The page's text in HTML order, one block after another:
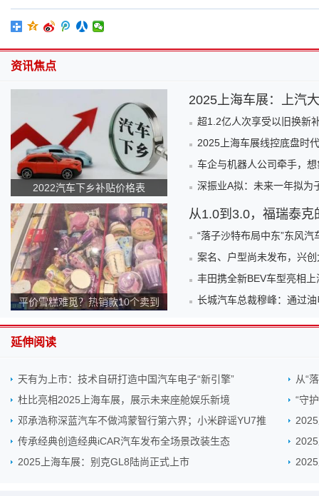
资讯焦点
2022汽车下乡补贴价格表
平价雪糕难觅？热销款10个卖到
2025上海车展：上汽
超1.2亿人次享受以旧换新
2025上海车展线控底盘时
车企与机器人公司牵手，
深振业A拟：未来一年拟为
从1.0到3.0，福瑞泰克
“落子沙特布局中东”东风汽
案名、户型尚未发布，兴
丰田携全新BEV车型亮相
长城汽车总裁穆峰：通过
延伸阅读
天有为上市：技术自研打造中国汽车电子“新引擎”
从“
杜比亮相2025上海车展，展示未来座舱娱乐新境
“守
邓承浩称深蓝汽车不做鸿蒙智行第六界；小米辟谣YU7推
传承经典创造经典iCAR汽车发布全场景改装生态
2025上海车展：别克GL8陆尚正式上市